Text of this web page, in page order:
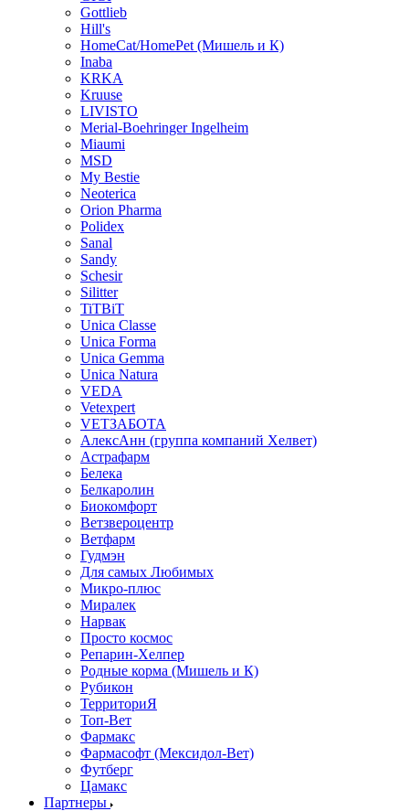
Gottlieb
Hill's
HomeCat/HomePet (Мишель и К)
Inaba
KRKA
Kruuse
LIVISTO
Merial-Boehringer Ingelheim
Miaumi
MSD
My Bestie
Neoterica
Orion Pharma
Polidex
Sanal
Sandy
Schesir
Silitter
TiTBiT
Unica Classe
Unica Forma
Unica Gemma
Unica Natura
VEDA
Vetexpert
VETЗАБОТА
АлексАнн (группа компаний Хелвет)
Астрафарм
Белека
Белкаролин
Биокомфорт
Ветзвероцентр
Ветфарм
Гудмэн
Для самых Любимых
Микро-плюс
Миралек
Нарвак
Просто космос
Репарин-Хелпер
Родные корма (Мишель и К)
Рубикон
ТерриториЯ
Топ-Вет
Фармакс
Фармасофт (Мексидол-Вет)
Футберг
Цамакс
Партнеры